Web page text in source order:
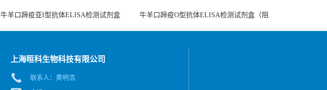
牛羊口蹄疫亚I型抗体ELISA检测试剂盒
牛羊口蹄疫O型抗体ELISA检测试剂盒（阻
上海晅科生物科技有限公司
联系人：黄明浩